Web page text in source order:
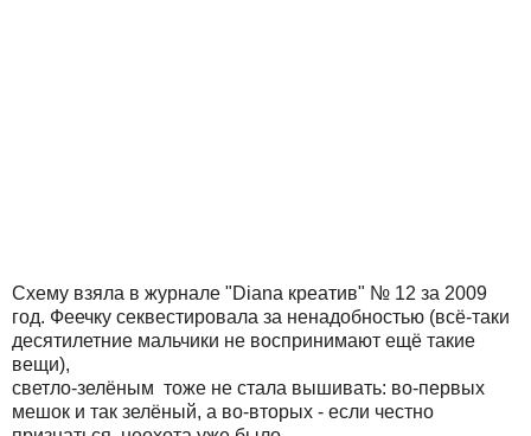
Схему взяла в журнале "Diana креатив" № 12 за 2009
год. Феечку секвестировала за ненадобностью (всё-таки
десятилетние мальчики не воспринимают ещё такие
вещи),
светло-зелёным тоже не стала вышивать: во-первых
мешок и так зелёный, а во-вторых - если честно